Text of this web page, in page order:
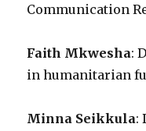
Communication
Faith Mkwesha:
in humanitarian
Minna Seikkula: